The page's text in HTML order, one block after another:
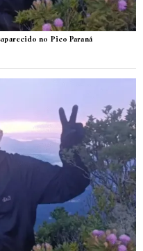
no Pico Paraná